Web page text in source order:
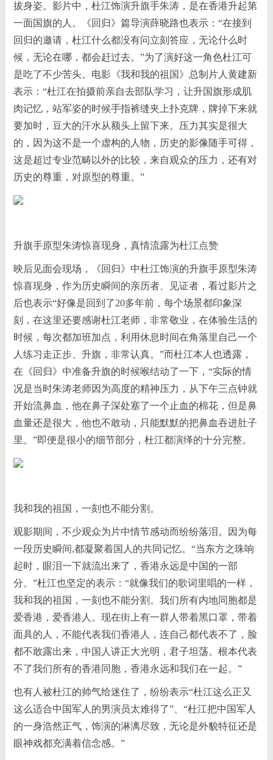
拔身姿。影片中，杜江饰演升旗手朱涛，是在香港升起第
一面国旗的人。《回归》篇导演薛晓路也表示：“在接到
回归的邀请，杜江什么都没有问立刻答应，无论什么时
候，无论在哪，都会赶过去。”为了演好这一角色杜江可
是吃了不少苦头。电影《我和我的祖国》总制片人黄建新
表示：“杜江在拍摄前亲自去部队学习，让升国旗形成肌
肉记忆，站军姿的时候手指裤缝夹上扑克牌，牌掉下来就
要加时，豆大的汗水从额头上留下来。压力其实是很大
的，因为这不是一个虚构的人物，历史的影像随手可得，
这是超过专业范畴以外的比较，来自观众的压力，还有对
历史的尊重，对原型的尊重。”
升旗手原型朱涛惊喜现身，真情流露为杜江点赞
映后见面会现场，《回归》中杜江饰演的升旗手原型朱涛
惊喜现身，作为历史瞬间的亲历者、见证者，看过影片之
后也表示“好像是回到了20多年前，每个场景都印象深
刻，在这里还要感谢杜江老师，非常敬业，在体验生活的
时候，每次都加班加点，利用休息时间在角落里自己一个
人练习走正步、升旗，非常认真。”而杜江本人也透露，
在《回归》中准备升旗的时候喉结动了一下，“实际的情
况是当时朱涛老师因为高度的精神压力，从下午三点钟就
开始流鼻血，他在鼻子深处塞了一个止血的棉花，但是鼻
血量还是很大，他也不敢动，只能默默的把鼻血吞进肚子
里。”即便是很小的细节部分，杜江都演绎的十分完整。
我和我的祖国，一刻也不能分割。
观影期间，不少观众为片中情节感动而纷纷落泪。因为每
一段历史瞬间,都凝聚着国人的共同记忆。“当东方之珠响
起时，眼泪一下就流出来了，香港永远是中国的一部
分。”杜江也坚定的表示：“就像我们的歌词里唱的一样，
我和我的祖国，一刻也不能分割。我们所有内地同胞都是
爱香港，爱香港人。现在街上有一群人带着黑口罩，带着
面具的人，不能代表我们香港人，连自己都代表不了，脸
都不敢露出来，中国人讲正大光明，君子坦荡。根本代表
不了我们所有的香港同胞，香港永远和我们在一起。”
也有人被杜江的帅气给迷住了，纷纷表示“杜江这么正又
这么适合中国军人的男演员太难得了”、“杜江把中国军人
的一身浩然正气，饰演的淋漓尽致，无论是外貌特征还是
眼神戏都充满着信念感。”